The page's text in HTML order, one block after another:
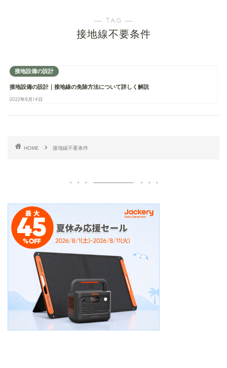
― TAG ―
接地線不要条件
接地設備の設計
接地設備の設計｜接地線の免除方法について詳しく解説
2022年8月14日
HOME 接地線不要条件